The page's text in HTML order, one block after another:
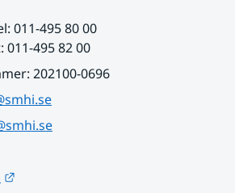
011-495 80 00
495 82 00
202100-0696